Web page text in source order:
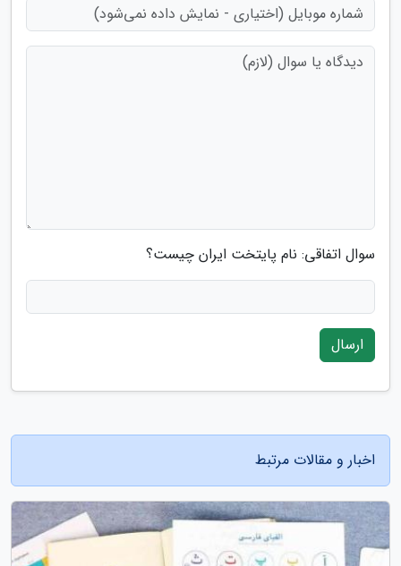
سوال اتفاقی: نام پایتخت ایران چیست؟
ارسال
اخبار و مقالات مرتبط